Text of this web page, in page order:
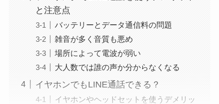
と注意点
バッテリーとデータ通信料の問題
雑音が多く音質も悪め
場所によって電波が弱い
大人数では誰の声か分からなくなる
イヤホンでもLINE通話できる？
イヤホンやヘッドセットを使うデメリッ